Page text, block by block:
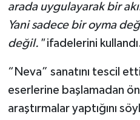
arada uygulayarak bir
Yani sadece bir oyma
değil."ifadelerini
“Neva” sanatını tescil
eserlerine başlamadan
araştırmalar yaptığını